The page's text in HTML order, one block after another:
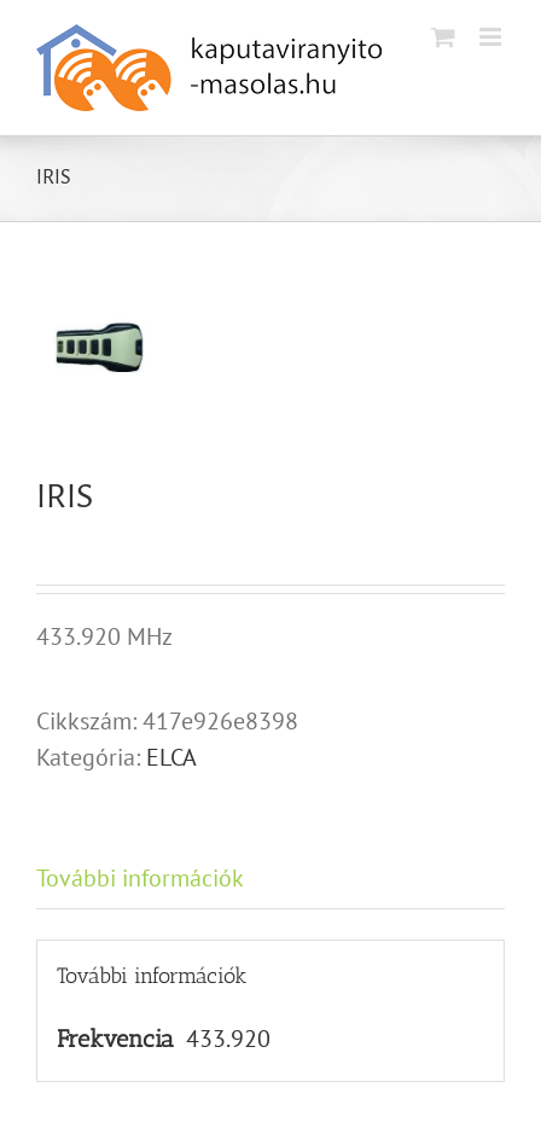
Kihagyás
IRIS
IRIS
433.920 MHz
Cikkszám:417e926e8398
Kategória: ELCA
További információk
További információk
Frekvencia 433.920